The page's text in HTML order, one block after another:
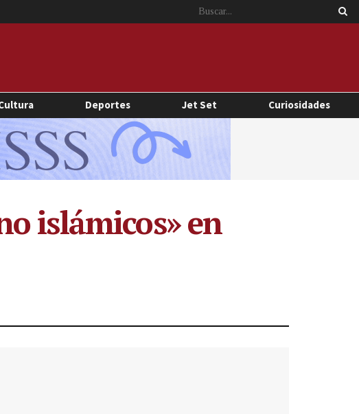
Deportes Jet Set Curiosidades
islámicos» en